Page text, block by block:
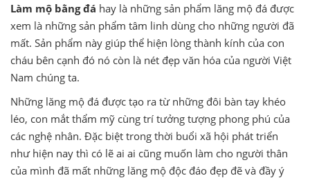
Làm mộ bằng đá hay là những sản phẩm lăng mộ đá được
xem là những sản phẩm tâm linh dùng cho những người đã
mất. Sản phẩm này giúp thể hiện lòng thành kính của con
cháu bên cạnh đó nó còn là nét đẹp văn hóa của người Việt
Nam chúng ta.
Những lăng mộ đá được tạo ra từ những đôi bàn tay khéo
léo, con mắt thẩm mỹ cùng trí tưởng tượng phong phú của
các nghệ nhân. Đặc biệt trong thời buổi xã hội phát triển
như hiện nay thì có lẽ ai ai cũng muốn làm cho người thân
của mình đã mất những lăng mộ độc đáo đẹp đẽ và đầy ý